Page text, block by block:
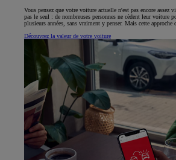
Vous pensez que votre voiture actuelle n'est pas encore assez
pas le seul : de nombreuses personnes ne cèdent leur voiture
plusieurs années, sans vraiment y penser. Mais cette approche
Découvrez la valeur de votre voiture